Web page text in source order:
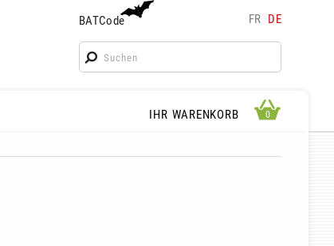
BATCode FR DE
BATCode
Geben Sie Ihren Namen ein und bestätigen
IHR WARENKORB 0 0